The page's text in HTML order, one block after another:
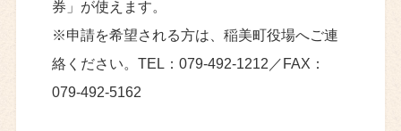
券」が使えます。
※申請を希望される方は、稲美町役場へご連
絡ください。TEL：079-492-1212／FAX：
079-492-5162